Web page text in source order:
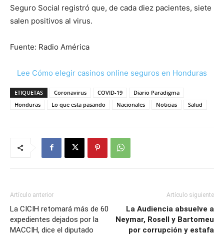
Seguro Social registró que, de cada diez pacientes, siete
salen positivos al virus.
Fuente: Radio América
Lee Cómo elegir casinos online seguros en Honduras
ETIQUETAS Coronavirus COVID-19
Diario Paradigma
Honduras
Lo que esta pasando Nacionales Noticias Salud
Artículo anterior
La CICIH retomará más de 60
expedientes dejados por la
MACCIH, dice el diputado
Artículo siguiente
La Audiencia absuelve a
Neymar, Rosell y Bartomeu
por corrupción y estafa